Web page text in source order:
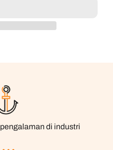
di industri